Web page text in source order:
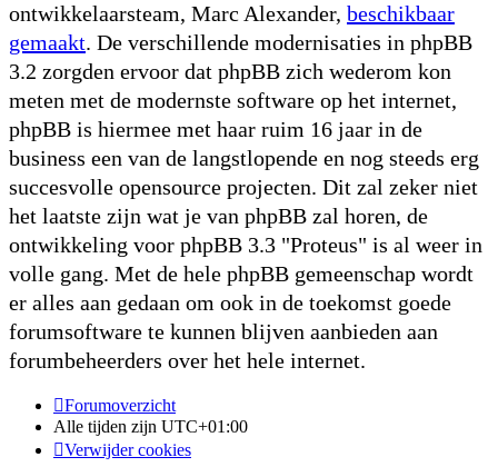
ontwikkelaarsteam, Marc Alexander, beschikbaar
gemaakt. De verschillende modernisaties in phpBB
3.2 zorgden ervoor dat phpBB zich wederom kon
meten met de modernste software op het internet,
phpBB is hiermee met haar ruim 16 jaar in de
business een van de langstlopende en nog steeds erg
succesvolle opensource projecten. Dit zal zeker niet
het laatste zijn wat je van phpBB zal horen, de
ontwikkeling voor phpBB 3.3 "Proteus" is al weer in
volle gang. Met de hele phpBB gemeenschap wordt
er alles aan gedaan om ook in de toekomst goede
forumsoftware te kunnen blijven aanbieden aan
forumbeheerders over het hele internet.
Forumoverzicht
Alle tijden zijn UTC+01:00
Verwijder cookies